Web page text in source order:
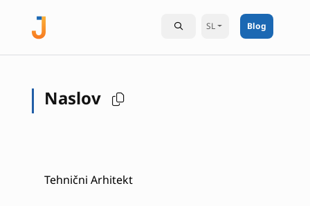
SL Blog
Naslov
Tehnični Arhitekt